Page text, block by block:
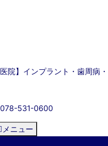
078-531-0600
メニュー